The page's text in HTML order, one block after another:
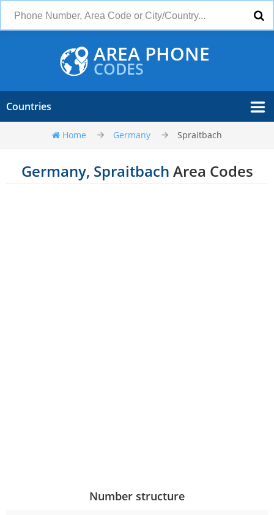
AREA PHONE
CODES
Countries
Home Germany Spraitbach
Germany, Spraitbach Area Codes
Number structure